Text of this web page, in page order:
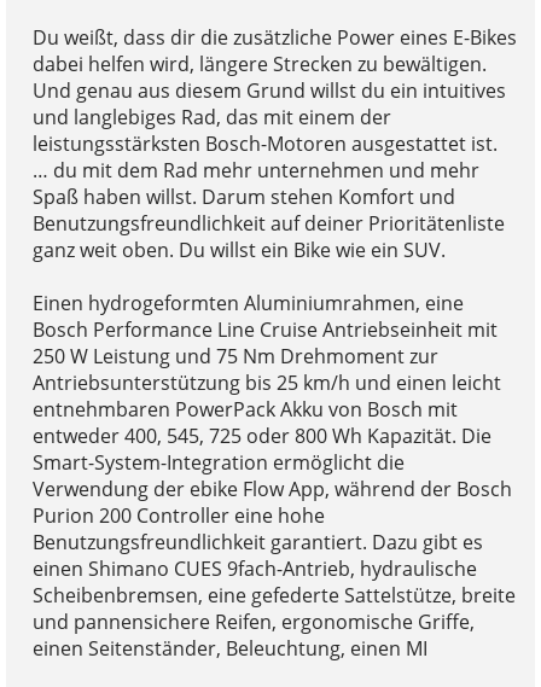
Du weißt, dass dir die zusätzliche Power eines E-Bikes
dabei helfen wird, längere Strecken zu bewältigen.
Und genau aus diesem Grund willst du ein intuitives
und langlebiges Rad, das mit einem der
leistungsstärksten Bosch-Motoren ausgestattet ist.
… du mit dem Rad mehr unternehmen und mehr
Spaß haben willst. Darum stehen Komfort und
Benutzungsfreundlichkeit auf deiner Prioritätenliste
ganz weit oben. Du willst ein Bike wie ein SUV.
Einen hydrogeformten Aluminiumrahmen, eine
Bosch Performance Line Cruise Antriebseinheit mit
250 W Leistung und 75 Nm Drehmoment zur
Antriebsunterstützung bis 25 km/h und einen leicht
entnehmbaren PowerPack Akku von Bosch mit
entweder 400, 545, 725 oder 800 Wh Kapazität. Die
Smart-System-Integration ermöglicht die
Verwendung der ebike Flow App, während der Bosch
Purion 200 Controller eine hohe
Benutzungsfreundlichkeit garantiert. Dazu gibt es
einen Shimano CUES 9fach-Antrieb, hydraulische
Scheibenbremsen, eine gefederte Sattelstütze, breite
und pannensichere Reifen, ergonomische Griffe,
einen Seitenständer, Beleuchtung, einen MI